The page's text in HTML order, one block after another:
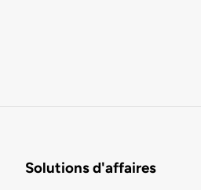
Solutions d'affaires